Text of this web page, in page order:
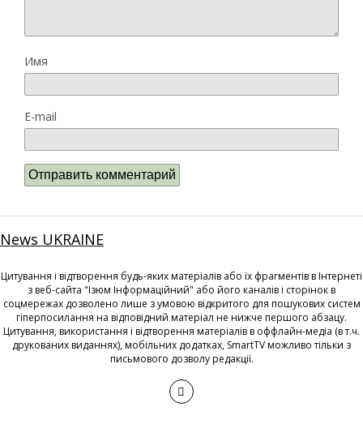
Имя
E-mail
News UKRAINE
Цитування і відтворення будь-яких матеріалів або їх фрагментів в Інтернеті
з веб-сайта "Ізюм Інформаційний" або його каналів і сторінок в
соцмережах дозволено лише з умовою відкритого для пошукових систем
гіперпосилання на відповідний матеріал не нижче першого абзацу.
Цитування, використання і відтворення матеріалів в оффлайн-медіа (в т.ч.
друкованих виданнях), мобільних додатках, SmartTV можливо тільки з
письмового дозволу редакції.